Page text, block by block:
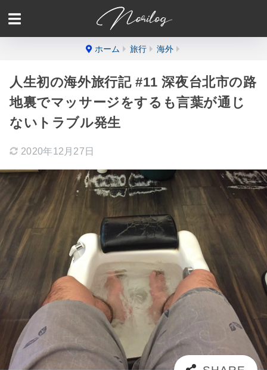
ホーム 旅行 海外
人生初の海外旅行記 #11 深夜台北市の路
地裏でマッサージをするも言葉が通じ
ないトラブル発生
2020年12月27日